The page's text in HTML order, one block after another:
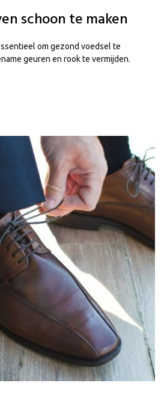
schoon te maken
om gezond voedsel te
geuren en rook te vermijden.